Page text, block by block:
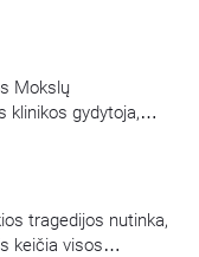
Mokslų
klinikos gydytoja,
universiteto Studentų
Šioje laidoje pokalbis:
iki anatomijos
vedėjas Lietuvos
tragedijos nutinka,
keičia visos